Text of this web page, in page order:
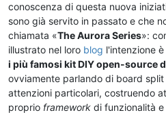
conoscenza di questa nuova
sono già servito in passato e che
chiamata «The Aurora Series»:
illustrato nel loro blog l'intenzione
i più famosi kit DIY open-source
ovviamente parlando di board
attenzioni particolari, costruendo
proprio framework di funzionalità e